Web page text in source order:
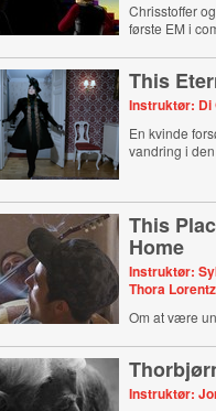
Chrisstoffer
første EM i
This
Instruktør: Di
En kvinde
vandring i
This
Home
Instruktør:
Thora
Om at være
Instruktør: